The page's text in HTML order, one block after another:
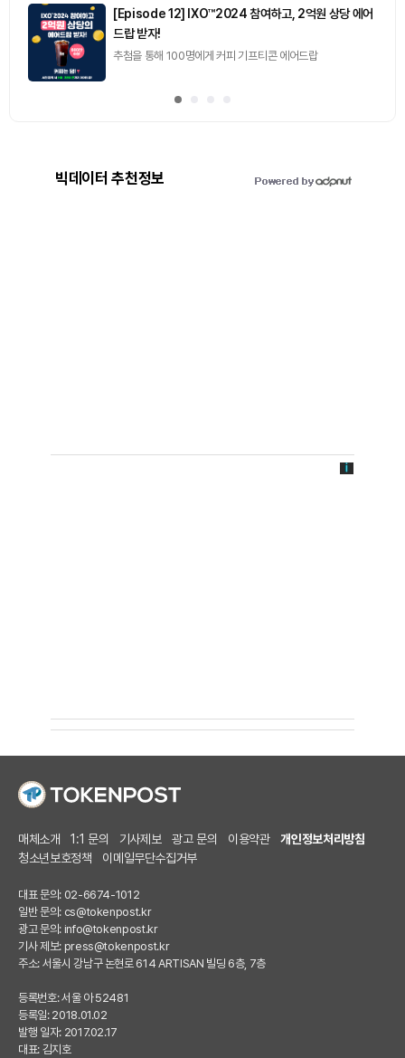
[Episode 12] IXO™2024 참여하고, 2억원 상당 에어
드랍 받자!
추첨을 통해 100명에게 커피 기프티콘 에어드랍
빅데이터 추천정보
매체소개 1:1 문의 기사제보 광고 문의 이용약관
개인정보처리방침
청소년보호정책
이메일무단수집거부
대표 문의: 02-6674-1012
일반 문의: cs@tokenpost.kr
광고 문의: info@tokenpost.kr
기사 제보: press@tokenpost.kr
주소: 서울시 강남구 논현로 614 ARTISAN 빌딩 6층, 7층
등록번호: 서울 아 52481
등록일: 2018.01.02
발행 일자: 2017.02.17
대표: 김지호